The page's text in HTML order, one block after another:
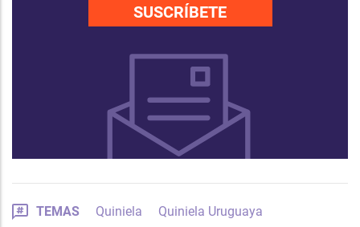
SUSCRÍBETE
TEMAS Quiniela
Quiniela Uruguaya